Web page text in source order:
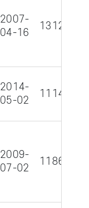
2007-
04-16
13122
2014-
05-02
11143
2009-
07-02
11864